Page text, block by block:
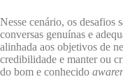
Nesse cenário, os desafios
conversas genuínas e
alinhada aos objetivos de
credibilidade e manter ou
do bom e conhecido